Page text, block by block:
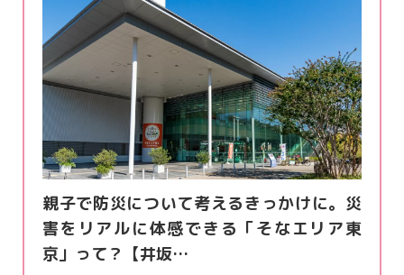
親子で防災について考えるきっかけに。災
害をリアルに体感できる「そなエリア東
京」って？【井坂…